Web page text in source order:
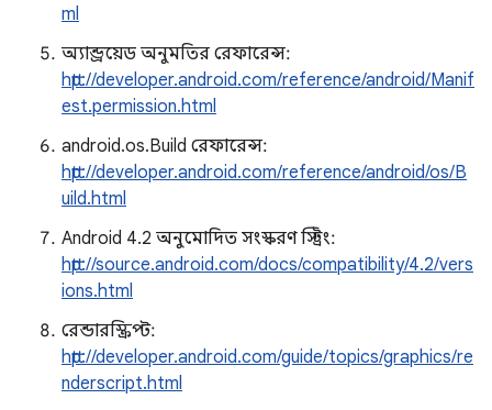
ml
অ্যান্ড্রয়েড অনুমতির রেফারেন্স:
http://developer.android.com/reference/android/Manif
est.permission.html
android.os.Build রেফারেন্স:
http://developer.android.com/reference/android/os/B
uild.html
Android 4.2 অনুমোদিত সংস্করণ স্ট্রিং:
http://source.android.com/docs/compatibility/4.2/vers
ions.html
রেন্ডারস্ক্রিপ্ট:
http://developer.android.com/guide/topics/graphics/re
nderscript.html